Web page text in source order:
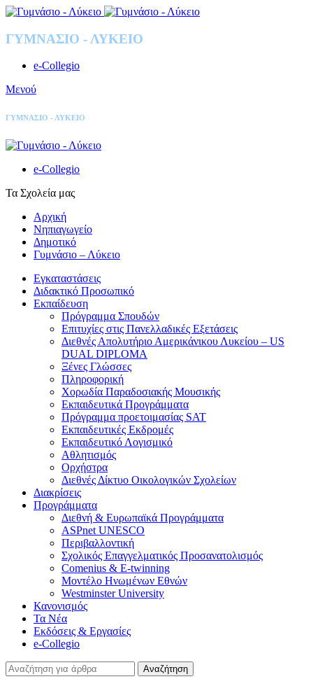
ΓΥΜΝΑΣΙΟ - ΛΥΚΕΙΟ
e-Collegio
Μενού
ΓΥΜΝΑΣΙΟ - ΛΥΚΕΙΟ
e-Collegio
Τα Σχολεία μας
Αρχική
Νηπιαγωγείο
Δημοτικό
Γυμνάσιο – Λύκειο
Εγκαταστάσεις
Διδακτικό Προσωπικό
Εκπαίδευση
Πρόγραμμα Σπουδών
Επιτυχίες στις Πανελλαδικές Εξετάσεις
Διεθνές Απολυτήριο Αμερικάνικου Λυκείου – US
DUAL DIPLOMA
Ξένες Γλώσσες
Πληροφορική
Χορωδία Παραδοσιακής Μουσικής
Εκπαιδευτικά Προγράμματα
Πρόγραμμα προετοιμασίας SAT
Εκπαιδευτικές Εκδρομές
Εκπαιδευτικό Λογισμικό
Αθλητισμός
Ορχήστρα
Διεθνές Δίκτυο Οικολογικών Σχολείων
Διακρίσεις
Προγράμματα
Διεθνή & Ευρωπαϊκά Προγράμματα
ASPnet UNESCO
Περιβαλλοντική
Σχολικός Επαγγελματικός Προσανατολισμός
Comenius & E-twinning
Μοντέλο Ηνωμένων Εθνών
Westminster University
Κανονισμός
Τα Νέα
Εκδόσεις & Εργασίες
e-Collegio
Αναζήτηση